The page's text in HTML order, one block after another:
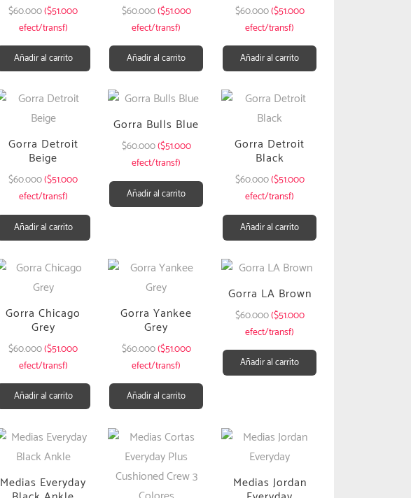
$60.000($51.000
efect/transf)
Añadir al carrito
$60.000($51.000
efect/transf)
Añadir al carrito
$60.000($51.000
efect/transf)
Añadir al carrito
Gorra Detroit
Beige
$60.000($51.000
efect/transf)
Añadir al carrito
Gorra Bulls Blue
$60.000($51.000
efect/transf)
Añadir al carrito
Gorra Detroit
Black
$60.000($51.000
efect/transf)
Añadir al carrito
Gorra Chicago
Grey
$60.000($51.000
efect/transf)
Añadir al carrito
Gorra Yankee
Grey
$60.000($51.000
efect/transf)
Añadir al carrito
Gorra LA Brown
$60.000($51.000
efect/transf)
Añadir al carrito
Medias Everyday Medias Jordan